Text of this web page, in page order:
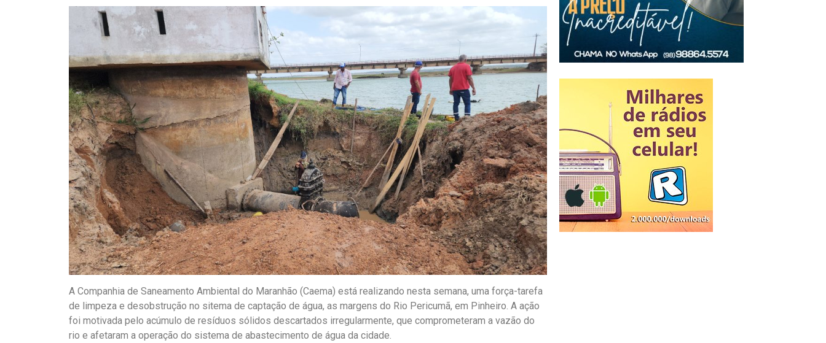
A Companhia de Saneamento Ambiental do Maranhão (Caema) está realizando nesta semana, uma força-tarefa
de limpeza e desobstrução no sitema de captação de água, as margens do Rio Pericumã, em Pinheiro. A ação
foi motivada pelo acúmulo de resíduos sólidos descartados irregularmente, que comprometeram a vazão do
rio e afetaram a operação do sistema de abastecimento de água da cidade.